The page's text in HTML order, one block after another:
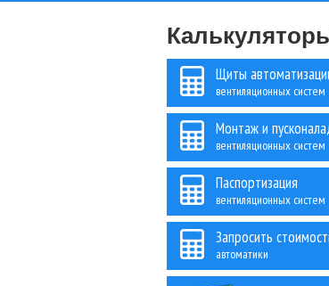
Щиты
вентиляционных систем
Монтаж и
вентиляционных систем
Паспортизация
вентиляционных систем
Запросить
автоматики